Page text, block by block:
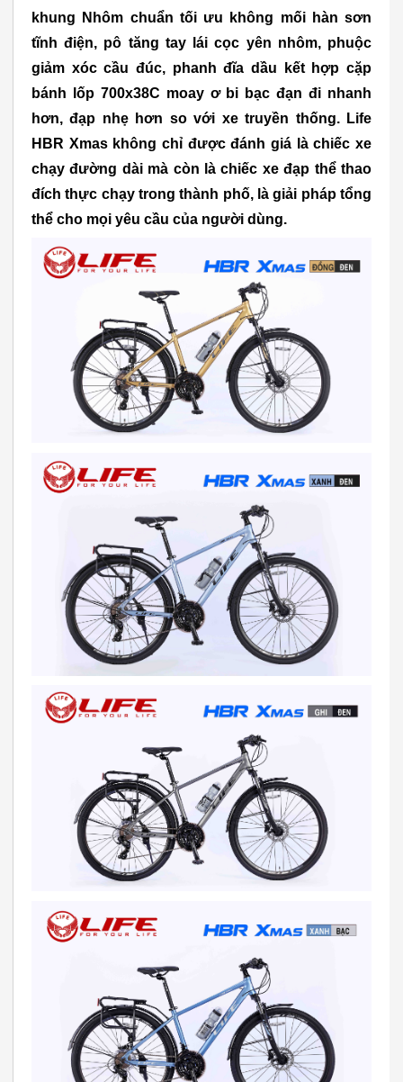
khung Nhôm chuẩn tối ưu không mối hàn sơn
tĩnh điện, pô tăng tay lái cọc yên nhôm, phuộc
giảm xóc cầu đúc, phanh đĩa dầu kết hợp cặp
bánh lốp 700x38C moay ơ bi bạc đạn đi nhanh
hơn, đạp nhẹ hơn so với xe truyền thống. Life
HBR Xmas không chỉ được đánh giá là chiếc xe
chạy đường dài mà còn là chiếc xe đạp thể thao
đích thực chạy trong thành phố, là giải pháp tổng
thể cho mọi yêu cầu của người dùng.